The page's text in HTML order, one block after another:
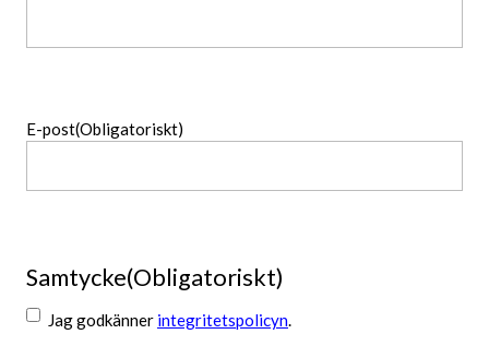
E-post(Obligatoriskt)
Samtycke(Obligatoriskt)
Jag godkänner integritetspolicyn.